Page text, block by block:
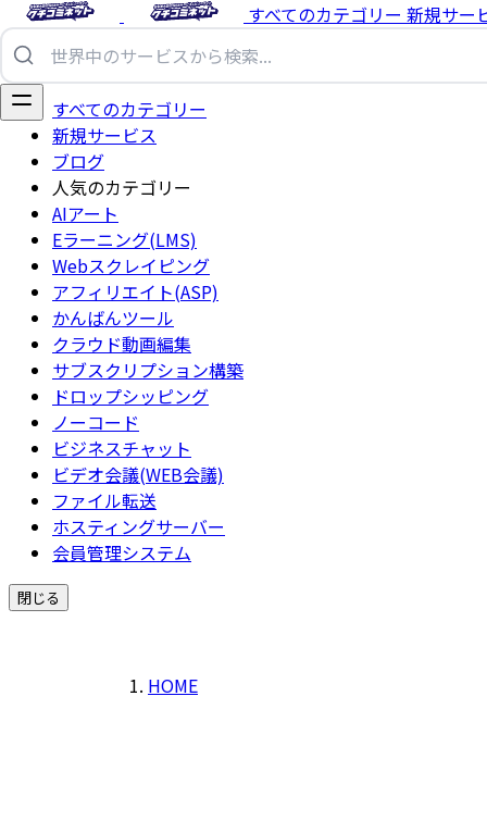
すべてのカテゴリー 新規サー
すべてのカテゴリー
新規サービス
ブログ
人気のカテゴリー
AIアート
Eラーニング(LMS)
Webスクレイピング
アフィリエイト(ASP)
かんばんツール
クラウド動画編集
サブスクリプション構築
ドロップシッピング
ノーコード
ビジネスチャット
ビデオ会議(WEB会議)
ファイル転送
ホスティングサーバー
会員管理システム
閉じる
HOME